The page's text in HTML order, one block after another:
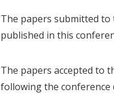
The papers submitted to
published in this
The papers accepted to
following the conference